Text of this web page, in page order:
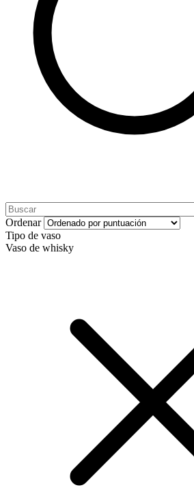
Ordenar
Tipo de vaso
Vaso de whisky